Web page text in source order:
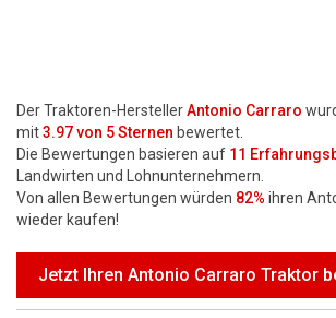
Der Traktoren-HerstellerAntonio Carraro
mit3.97von 5 Sternen bewertet.
Die Bewertungen basieren auf 11
Landwirten und Lohnunternehmern.
Von allen Bewertungen würden 82% ihren
wieder kaufen!
Jetzt Ihren Antonio Carraro Traktor